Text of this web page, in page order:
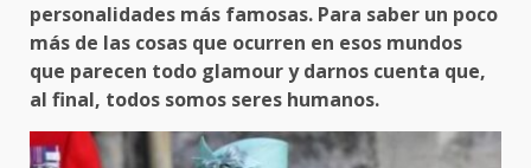
personalidades más famosas. Para saber un poco
más de las cosas que ocurren en esos mundos
que parecen todo glamour y darnos cuenta que,
al final, todos somos seres humanos.